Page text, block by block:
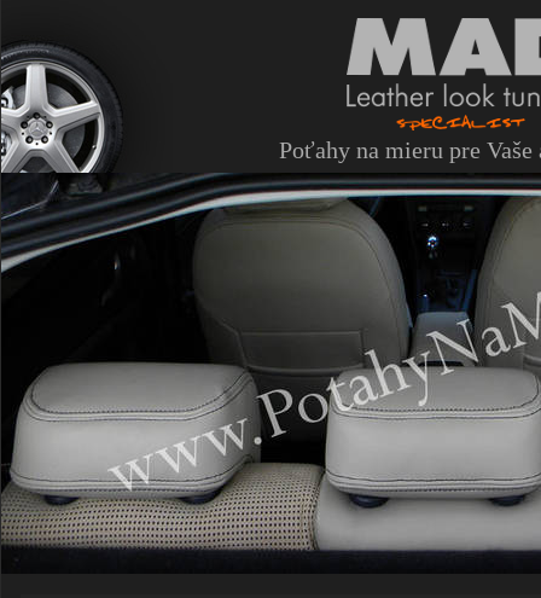
Poťahy na mieru pre Vaše